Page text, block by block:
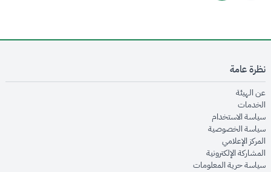
نظرة عامة
عن الهيئةopens in new window
الخدماتopens in new window
سياسة الاستخدام
سياسة الخصوصيةopens in new window
المركز الإعلاميopens in new window
المشاركة الإلكترونيةopens in new window
سياسة حرية المعلوماتopens in new window